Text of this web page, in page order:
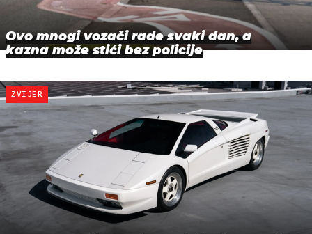
Ovo mnogi vozači rade svaki dan, a
kazna može stići bez policije
ZVIJER